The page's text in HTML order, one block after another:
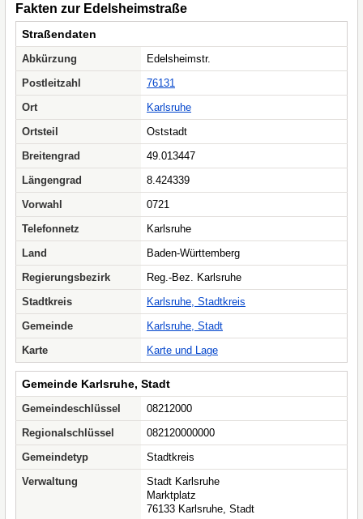
Fakten zur Edelsheimstraße
Straßendaten
Abkürzung
Edelsheimstr.
Postleitzahl
76131
Ort
Karlsruhe
Ortsteil
Oststadt
Breitengrad
49.013447
Längengrad
8.424339
Vorwahl
0721
Telefonnetz
Karlsruhe
Land
Baden-Württemberg
Regierungsbezirk
Reg.-Bez. Karlsruhe
Stadtkreis
Karlsruhe, Stadtkreis
Gemeinde
Karlsruhe, Stadt
Karte
Karte und Lage
Gemeinde Karlsruhe, Stadt
Gemeindeschlüssel
08212000
Regionalschlüssel
082120000000
Gemeindetyp
Stadtkreis
Verwaltung
Stadt Karlsruhe
Marktplatz
76133 Karlsruhe, Stadt